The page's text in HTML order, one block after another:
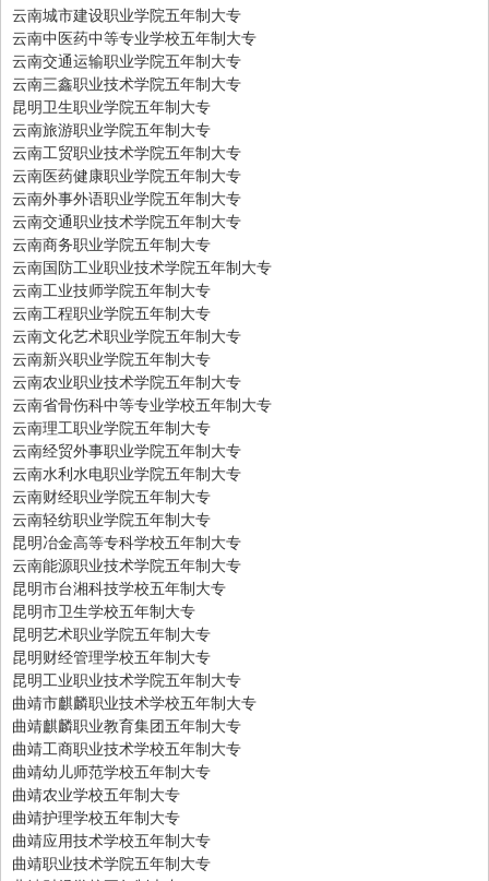
云南城市建设职业学院五年制大专
云南中医药中等专业学校五年制大专
云南交通运输职业学院五年制大专
云南三鑫职业技术学院五年制大专
昆明卫生职业学院五年制大专
云南旅游职业学院五年制大专
云南工贸职业技术学院五年制大专
云南医药健康职业学院五年制大专
云南外事外语职业学院五年制大专
云南交通职业技术学院五年制大专
云南商务职业学院五年制大专
云南国防工业职业技术学院五年制大专
云南工业技师学院五年制大专
云南工程职业学院五年制大专
云南文化艺术职业学院五年制大专
云南新兴职业学院五年制大专
云南农业职业技术学院五年制大专
云南省骨伤科中等专业学校五年制大专
云南理工职业学院五年制大专
云南经贸外事职业学院五年制大专
云南水利水电职业学院五年制大专
云南财经职业学院五年制大专
云南轻纺职业学院五年制大专
昆明冶金高等专科学校五年制大专
云南能源职业技术学院五年制大专
昆明市台湘科技学校五年制大专
昆明市卫生学校五年制大专
昆明艺术职业学院五年制大专
昆明财经管理学校五年制大专
昆明工业职业技术学院五年制大专
曲靖市麒麟职业技术学校五年制大专
曲靖麒麟职业教育集团五年制大专
曲靖工商职业技术学校五年制大专
曲靖幼儿师范学校五年制大专
曲靖农业学校五年制大专
曲靖护理学校五年制大专
曲靖应用技术学校五年制大专
曲靖职业技术学院五年制大专